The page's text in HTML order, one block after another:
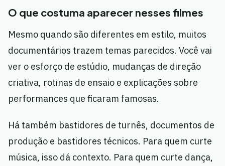
O que costuma aparecer nesses filmes
Mesmo quando são diferentes em estilo, muitos
documentários trazem temas parecidos. Você vai
ver o esforço de estúdio, mudanças de direção
criativa, rotinas de ensaio e explicações sobre
performances que ficaram famosas.
Há também bastidores de turnês, documentos de
produção e bastidores técnicos. Para quem curte
música, isso dá contexto. Para quem curte dança,